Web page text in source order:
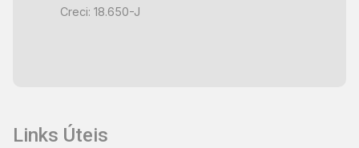
Creci: 18.650-J
Links Úteis